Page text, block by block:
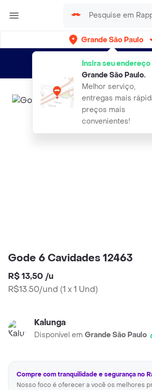
Grande São Paulo
Insira seu endereço
Grande São Paulo.
Melhor serviço,
entregas mais
preços mais
convenientes!
Entregas grátis por 15 dias!
Gode 6 Cavidades 12463
R$ 13,50 /u
R$13.50/und (1 x 1 Und)
Kalunga
Disponível em Grande São Paulo
Compre com tranquilidade e segurança no
Nosso foco é oferecer a você os melhores